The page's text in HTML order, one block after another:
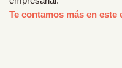
Te contamos más en este